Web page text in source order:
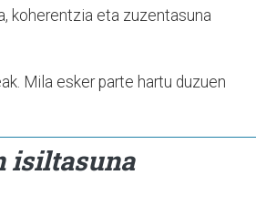
koherentzia eta zuzentasuna
Mila esker parte hartu duzuen
isiltasuna